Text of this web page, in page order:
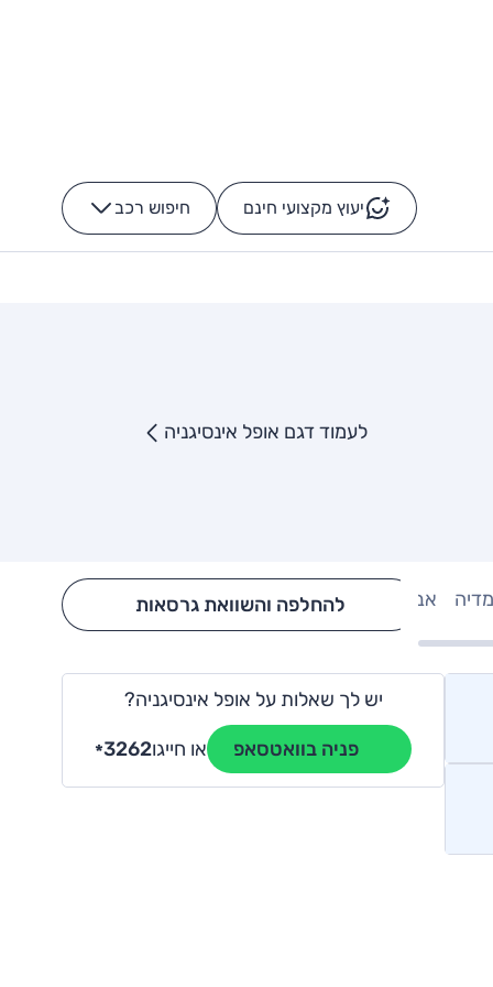
יעוץ מקצועי חינם חיפוש רכב -
לעמוד דגם אופל אינסיגניה
אבזור Hide config section
להחלפה והשוואת גרסאות
יש לך שאלות על אופל אינסיגניה?
פניה בוואטסאפ או חייגו *3262